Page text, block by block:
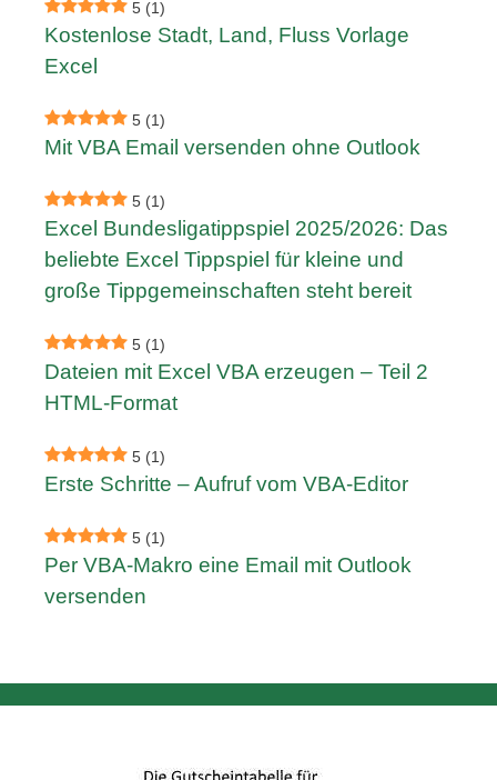
5 (1)
Kostenlose Stadt, Land, Fluss Vorlage
Excel
5 (1)
Mit VBA Email versenden ohne Outlook
5 (1)
Excel Bundesligatippspiel 2025/2026: Das
beliebte Excel Tippspiel für kleine und
große Tippgemeinschaften steht bereit
5 (1)
Dateien mit Excel VBA erzeugen – Teil 2
HTML-Format
5 (1)
Erste Schritte – Aufruf vom VBA-Editor
5 (1)
Per VBA-Makro eine Email mit Outlook
versenden